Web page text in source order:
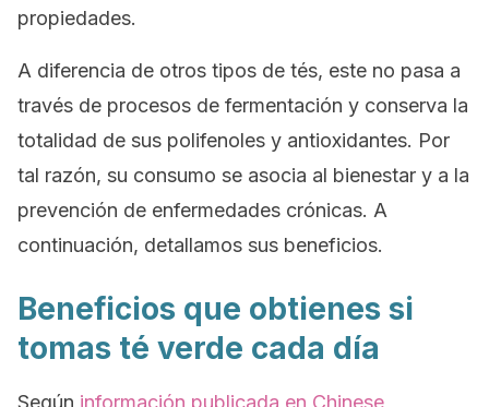
propiedades.
A diferencia de otros tipos de tés, este no pasa a
través de procesos de fermentación y conserva la
totalidad de sus polifenoles y antioxidantes. Por
tal razón, su consumo se asocia al bienestar y a la
prevención de enfermedades crónicas. A
continuación, detallamos sus beneficios.
Beneficios que obtienes si
tomas té verde cada día
Según información publicada en Chinese